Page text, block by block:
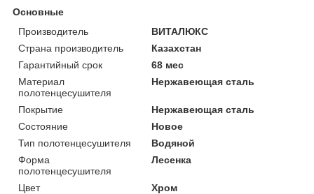
Основные
Производитель
ВИТАЛЮКС
Страна производитель
Казахстан
Гарантийный срок
68 мес
Материал
полотенцесушителя
Нержавеющая сталь
Покрытие
Нержавеющая сталь
Состояние
Новое
Тип полотенцесушителя
Водяной
Форма
полотенцесушителя
Лесенка
Цвет
Хром